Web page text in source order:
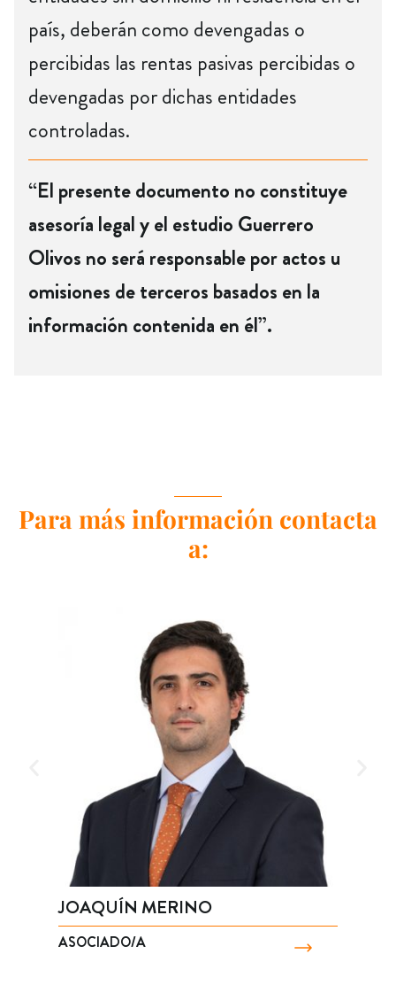
país, deberán como devengadas o
percibidas las rentas pasivas percibidas o
devengadas por dichas entidades
controladas.
“El presente documento no constituye
asesoría legal y el estudio Guerrero
Olivos no será responsable por actos u
omisiones de terceros basados en la
información contenida en él”.
Para más información contacta
a:
JOAQUÍN MERINO
ASOCIADO/A